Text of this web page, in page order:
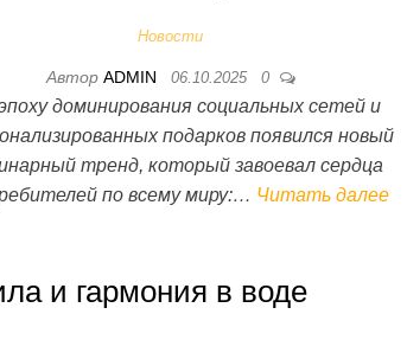
Новости
Автор ADMIN 06.10.2025 0
доминирования социальных сетей и
подарков появился новый
тренд, который завоевал сердца
по всему миру:… Читать далее
и гармония в воде